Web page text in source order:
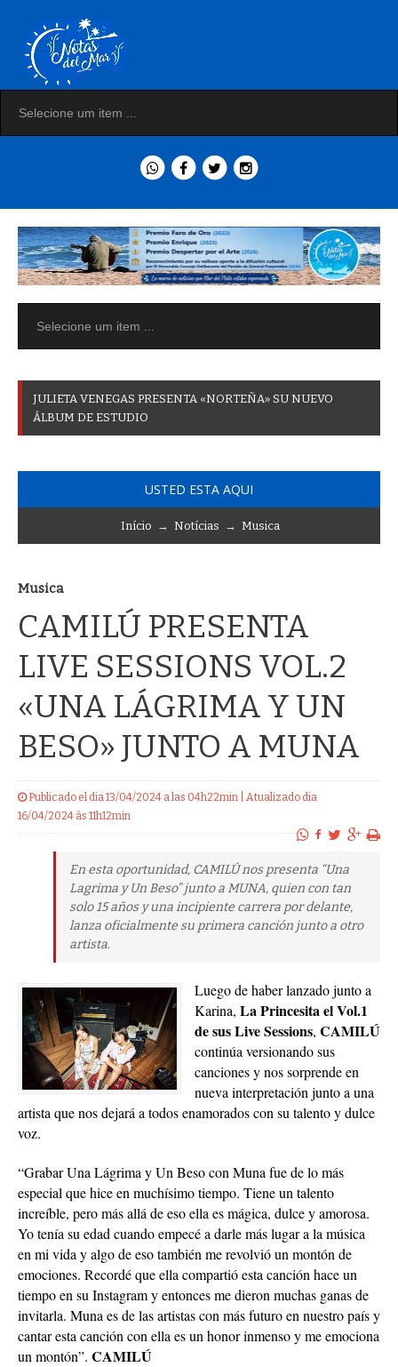
JULIETA VENEGAS PRESENTA «NORTEÑA» SU NUEVO
ÁLBUM DE ESTUDIO
USTED ESTA AQUI
Início → Notícias → Musica
Musica
CAMILÚ PRESENTA
LIVE SESSIONS VOL.2
«UNA LÁGRIMA Y UN
BESO» JUNTO A MUNA
Publicado el dia 13/04/2024 a las 04h22min | Atualizado dia
16/04/2024 às 11h12min
En esta oportunidad, CAMILÚ nos presenta “Una
Lagrima y Un Beso” junto a MUNA, quien con tan
solo 15 años y una incipiente carrera por delante,
lanza oficialmente su primera canción junto a otro
artista.
Luego de haber lanzado junto a
Karina, La Princesita el Vol.1
de sus Live Sessions, CAMILÚ
continúa versionando sus
canciones y nos sorprende en
nueva interpretación junto a una
artista que nos dejará a todos enamorados con su talento y dulce
voz.
“Grabar Una Lágrima y Un Beso con Muna fue de lo más
especial que hice en muchísimo tiempo. Tiene un talento
increíble, pero más allá de eso ella es mágica, dulce y amorosa.
Yo tenía su edad cuando empecé a darle más lugar a la música
en mi vida y algo de eso también me revolvió un montón de
emociones. Recordé que ella compartió esta canción hace un
tiempo en su Instagram y entonces me dieron muchas ganas de
invitarla. Muna es de las artistas con más futuro en nuestro país y
cantar esta canción con ella es un honor inmenso y me emociona
un montón”. CAMILÚ